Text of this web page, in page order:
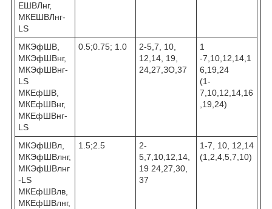
ЕШВЛнг,
МКЕШВЛнг-
LS
МКЭфШВ,
МКЭфШВнг,
МКЭфШВнг-
LS
МКЕфШВ,
МКЕфШВнг,
МКЕфШВнг-
LS
0.5;0.75; 1.0
2-5,7, 10,
12,14, 19,
24,27,ЗО,37
1
-7,10,12,14,1
6,19,24
(1-
7,10,12,14,16
,19,24)
МКЭфШВл,
МКЭфШВлнг,
МКЭфШВлнг
-LS
МКЕфШВлв,
МКЕфШВлнг,
1.5;2.5
2-
5,7,10,12,14,
19 24,27,30,
37
1-7, 10, 12,14
(1,2,4,5,7,10)